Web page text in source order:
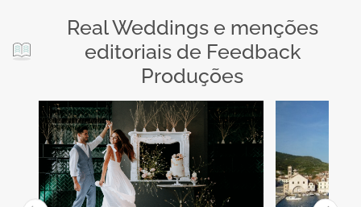
Real Weddings e menções
editoriais de Feedback
Produções